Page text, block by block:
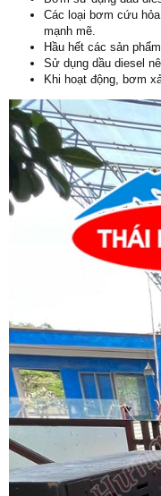
Các loại bơm cứu
mạnh mẽ.
Hầu hết các sản
Sử dụng dầu diesel
Khi hoạt động, bơm